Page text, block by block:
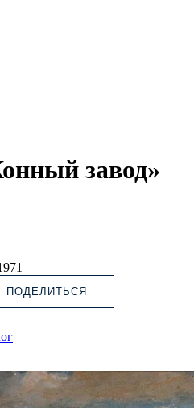
завод»
ПОДЕЛИТЬСЯ